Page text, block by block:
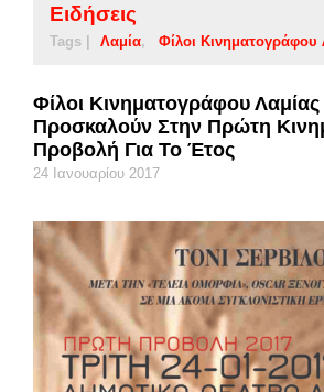
Ειδήσεις
Tags | Λαμία Φίλοι Κινηματογράφου
Φίλοι Κινηματογράφου
Προσκαλούν Στην Πρώτη
Προβολή Για Το Έτος
24 Ιανουαρίου 2017